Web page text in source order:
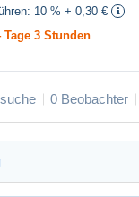
10 % + 0,30 €
Tage 3 Stunden
0 Beobachter